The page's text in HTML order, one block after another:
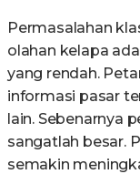
Permasalahan
olahan kelapa
yang rendah.
informasi pasar
lain. Sebenarnya
sangatlah besar.
semakin